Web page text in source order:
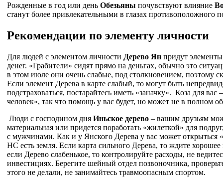
Рожденные в год или день Обезьяны почувствуют влияние
станут более привлекательными в глазах противоположного
Рекомендации по элементу личности
Для людей с элементом личности Дерево Ян придут элементы
денег. «Грабители» сидят прямо на деньгах, обычно это
в этом июле они очень слабые, под столкновением, поэтому
Если элемент Дерева в карте слабый, то могут быть
подстраховаться, постарайтесь иметь «заначку». Коза для
человек», так что помощь у вас будет, но может не в полном
Люди с господином дня Иньское дерево – вашим друзьям
материальная или придется поработать «жилеткой» для
с мужчинами. Как и у Янского Дерева у вас может открыться
НС есть земля. Если карта сильного Дерева, то ждите
если Дерево слабенькое, то контролируйте расходы, не
инвестициях. Берегите шейный отдел позвоночника,
этого не делали, не занимайтесь травмоопасным спортом.